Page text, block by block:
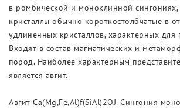
в ромбической и моноклинной сингониях,
кристаллы обычно короткостолбчатые в
удлиненных кристаллов, характерных
Входят в состав магматических и
пород. Наиболее характерным
является авгит.
Авгит Ca(Mg,Fe,Al)f(SiAl)2OJ. Сингония